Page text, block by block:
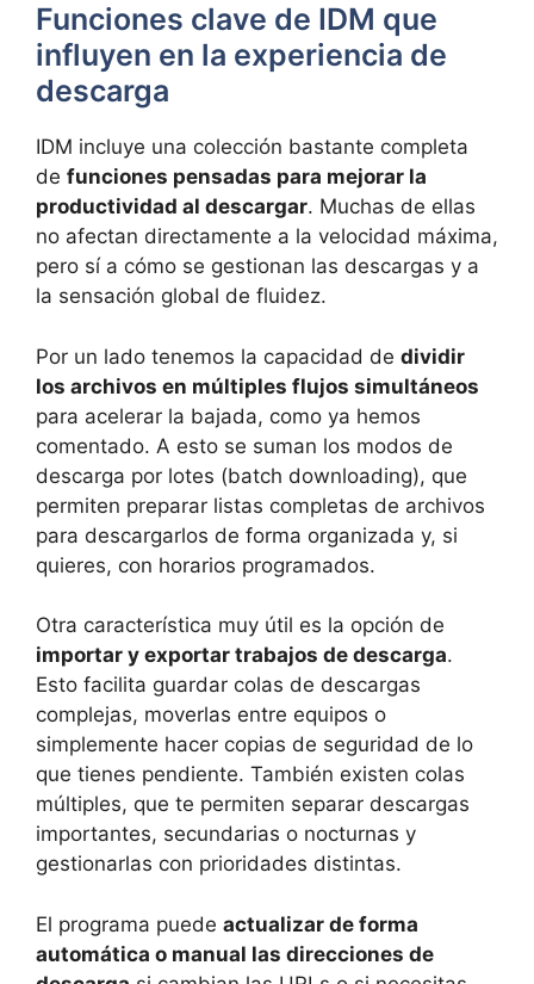
Funciones clave de IDM que
influyen en la experiencia de
descarga
IDM incluye una colección bastante completa
de funciones pensadas para mejorar la
productividad al descargar. Muchas de ellas
no afectan directamente a la velocidad máxima,
pero sí a cómo se gestionan las descargas y a
la sensación global de fluidez.
Por un lado tenemos la capacidad de dividir
los archivos en múltiples flujos simultáneos
para acelerar la bajada, como ya hemos
comentado. A esto se suman los modos de
descarga por lotes (batch downloading), que
permiten preparar listas completas de archivos
para descargarlos de forma organizada y, si
quieres, con horarios programados.
Otra característica muy útil es la opción de
importar y exportar trabajos de descarga.
Esto facilita guardar colas de descargas
complejas, moverlas entre equipos o
simplemente hacer copias de seguridad de lo
que tienes pendiente. También existen colas
múltiples, que te permiten separar descargas
importantes, secundarias o nocturnas y
gestionarlas con prioridades distintas.
El programa puede actualizar de forma
automática o manual las direcciones de